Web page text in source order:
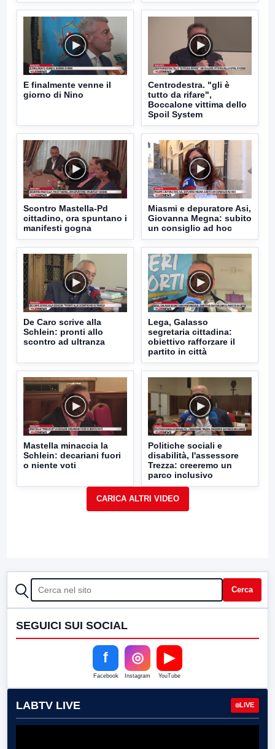
E finalmente venne il
giorno di Nino
Centrodestra. "gli è
tutto da rifare",
Boccalone vittima dello
Spoil System
Scontro Mastella-Pd
cittadino, ora spuntano i
manifesti gogna
Miasmi e depuratore Asi,
Giovanna Megna: subito
un consiglio ad hoc
De Caro scrive alla
Schlein: pronti allo
scontro ad ultranza
Lega, Galasso
segretaria cittadina:
obiettivo rafforzare il
partito in città
Mastella minaccia la
Schlein: decariani fuori
o niente voti
Politiche sociali e
disabilità, l'assessore
Trezza: creeremo un
parco inclusivo
CERCA Cerca
SEGUICI SUI SOCIAL
f
Facebook
◎
Instagram
▶
YouTube
LABTV LIVE LIVE